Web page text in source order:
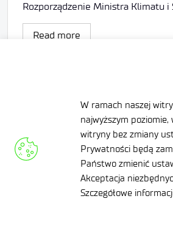
W ramach naszej
najwyższym
witryny bez zmiany
Prywatności będą
Państwo zmienić
Akceptacja
Szczegółowe
Rozporządzenie Ministra Klimatu i
Read more